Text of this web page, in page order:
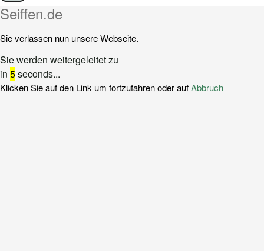
Seiffen.de
Sie verlassen nun unsere Webseite.
Sie werden weitergeleitet zu
in 5seconds...
Klicken Sie auf den Link um fortzufahren oder aufAbbruch